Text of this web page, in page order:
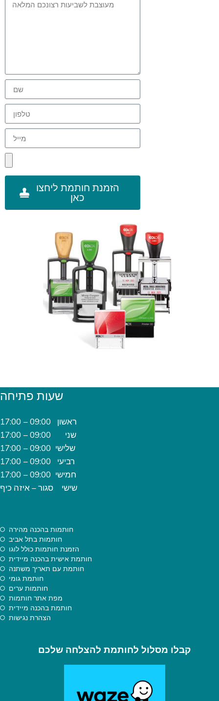
הזמנת חותמת ליחצו
כאן
שעות פתיחה
ראשון 09:00 – 17:00
שני 09:00 – 17:00
שלישי 09:00 – 17:00
רביעי 09:00 – 17:00
חמישי 09:00 – 17:00
שישי סגור – איזה כיף
חותמות בהכנה מהירה
חותמות בתל אביב
הזמנת חותמות כולל לוגו
חותמת אישית בהכנה מיידית
חותמת עם תאריך משתנה
חותמת גומי
חותמות ערים
מפת אתר חותמות
חותמת בהכנה מיידית
הצהרת נגישות
קבלו מסלול לחותמת להצלחה שלכם